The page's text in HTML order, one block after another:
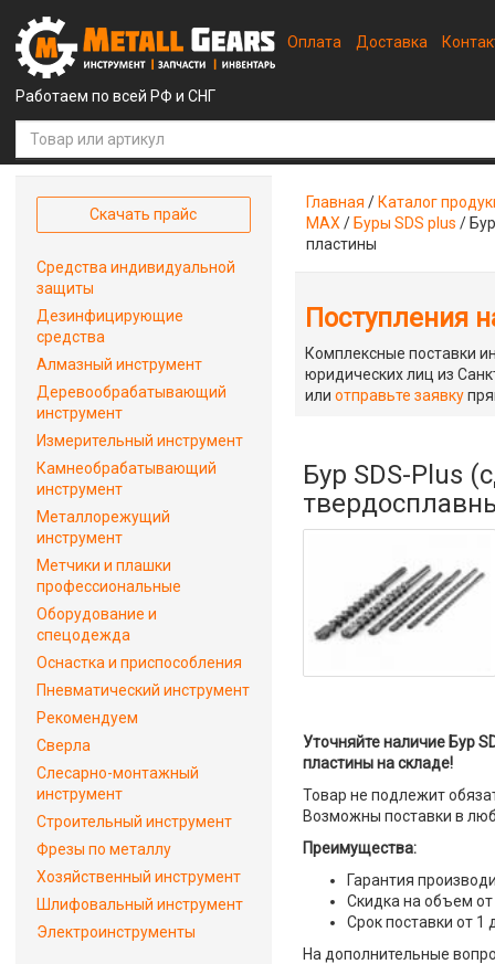
Работаем по всей РФ и СНГ
Оплата Доставка
Главная / Каталог
MAX / Буры SDS plus /
пластины
Поступления
Комплексные поставки
юридических лиц из
илиотправьте заявку
Бур SDS-Plus
Уточняйте наличие Бур
пластины на складе!
Товар не подлежит
Возможны поставки в
Преимущества:
Гарантия
Скидка на объем от
Срок поставки от 1
На дополнительные
Скачать прайс
Средства индивидуальной
защиты
Дезинфицирующие
средства
Алмазный инструмент
Деревообрабатывающий
инструмент
Измерительный инструмент
Камнеобрабатывающий
инструмент
Металлорежущий
инструмент
Метчики и плашки
профессиональные
Оборудование и
спецодежда
Оснастка и приспособления
Пневматический инструмент
Рекомендуем
Сверла
Слесарно-монтажный
инструмент
Строительный инструмент
Фрезы по металлу
Хозяйственный инструмент
Шлифовальный инструмент
Электроинструменты